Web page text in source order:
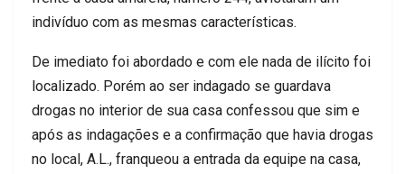
indivíduo com as mesmas características.
De imediato foi abordado e com ele nada de ilícito foi
localizado. Porém ao ser indagado se guardava
drogas no interior de sua casa confessou que sim e
após as indagações e a confirmação que havia drogas
no local, A.L., franqueou a entrada da equipe na casa,